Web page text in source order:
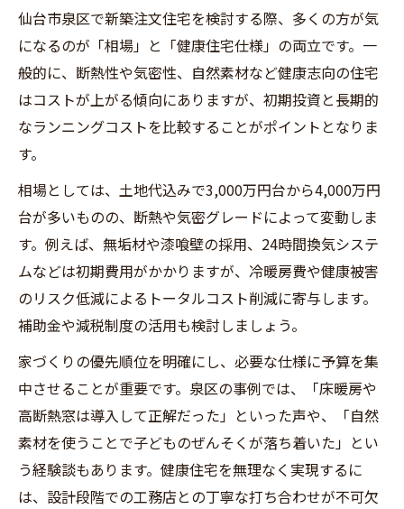
仙台市泉区で新築注文住宅を検討する際、多くの方が気
になるのが「相場」と「健康住宅仕様」の両立です。一
般的に、断熱性や気密性、自然素材など健康志向の住宅
はコストが上がる傾向にありますが、初期投資と長期的
なランニングコストを比較することがポイントとなりま
す。
相場としては、土地代込みで3,000万円台から4,000万円
台が多いものの、断熱や気密グレードによって変動しま
す。例えば、無垢材や漆喰壁の採用、24時間換気システ
ムなどは初期費用がかかりますが、冷暖房費や健康被害
のリスク低減によるトータルコスト削減に寄与します。
補助金や減税制度の活用も検討しましょう。
家づくりの優先順位を明確にし、必要な仕様に予算を集
中させることが重要です。泉区の事例では、「床暖房や
高断熱窓は導入して正解だった」といった声や、「自然
素材を使うことで子どものぜんそくが落ち着いた」とい
う経験談もあります。健康住宅を無理なく実現するに
は、設計段階での工務店との丁寧な打ち合わせが不可欠